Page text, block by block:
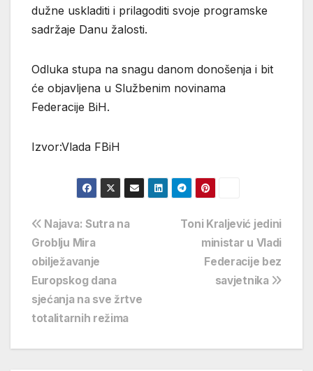
dužne uskladiti i prilagoditi svoje programske
sadržaje Danu žalosti.
Odluka stupa na snagu danom donošenja i bit
će objavljena u Službenim novinama
Federacije BiH.
Izvor:Vlada FBiH
Navigacija
objava
Toni Kraljević jedini
ministar u Vladi
Federacije bez
savjetnika
Najava: Sutra na
Groblju Mira
obilježavanje
Europskog dana
sjećanja na sve žrtve
totalitarnih režima